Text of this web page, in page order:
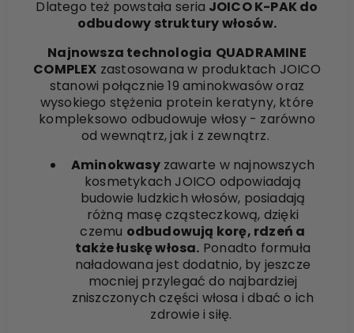
Dlatego też powstała seria JOICO K-PAK do
odbudowy struktury włosów.
Najnowsza technologia QUADRAMINE
COMPLEX zastosowana w produktach JOICO
stanowi połącznie 19 aminokwasów oraz
wysokiego stężenia protein keratyny, które
kompleksowo odbudowuje włosy - zarówno
od wewnątrz, jak i z zewnątrz.
Aminokwasyzawarte w najnowszych
kosmetykach JOICO odpowiadają
budowie ludzkich włosów, posiadają
różną masę cząsteczkową, dzięki
czemu odbudowują korę, rdzeń a
także łuskę włosa. Ponadto formuła
naładowana jest dodatnio, by jeszcze
mocniej przylegać do najbardziej
zniszczonych części włosa i dbać o ich
zdrowie i siłę.